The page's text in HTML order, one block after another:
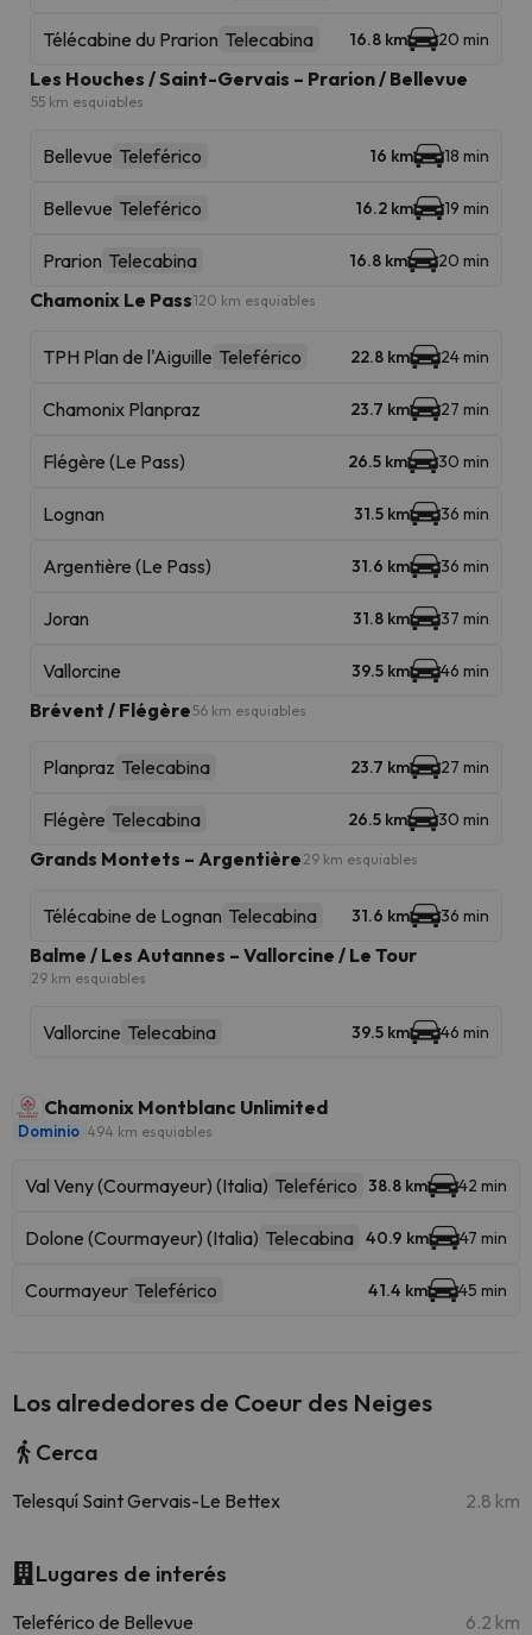
Télécabine du Prarion Telecabina 16.8 km 20 min
Les Houches / Saint-Gervais – Prarion / Bellevue
55 km esquiables
Bellevue Teleférico 16 km 18 min
Bellevue Teleférico 16.2 km 19 min
Prarion Telecabina 16.8 km 20 min
Chamonix Le Pass120 km esquiables
TPH Plan de l'Aiguille Teleférico 22.8 km 24 min
Chamonix Planpraz 23.7 km 27 min
Flégère (Le Pass) 26.5 km 30 min
Lognan 31.5 km 36 min
Argentière (Le Pass) 31.6 km 36 min
Joran 31.8 km 37 min
Vallorcine 39.5 km 46 min
Brévent / Flégère 56 km esquiables
Planpraz Telecabina 23.7 km 27 min
Flégère Telecabina 26.5 km 30 min
Grands Montets – Argentière 29 km esquiables
Télécabine de Lognan Telecabina 31.6 km 36 min
Balme / Les Autannes – Vallorcine / Le Tour
29 km esquiables
Vallorcine Telecabina 39.5 km 46 min
Chamonix Montblanc Unlimited
Dominio 494 km esquiables
Val Veny (Courmayeur) (Italia) Teleférico 38.8 km 42 min
Dolone (Courmayeur) (Italia) Telecabina 40.9 km 47 min
Courmayeur Teleférico 41.4 km 45 min
Los alrededores de Coeur des Neiges
Cerca
Telesquí Saint Gervais-Le Bettex 2.8 km
Lugares de interés
Teleférico de Bellevue 6.2 km